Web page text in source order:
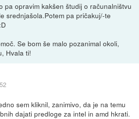
pa opravim kakšen študij o računalništvu
srednjašola.Potem pa pričakuj/-te
Se bom še malo pozanimal okoli,
Hvala ti!
sem kliknil, zanimivo, da je na temu
dajati predloge za intel in amd hkrati.